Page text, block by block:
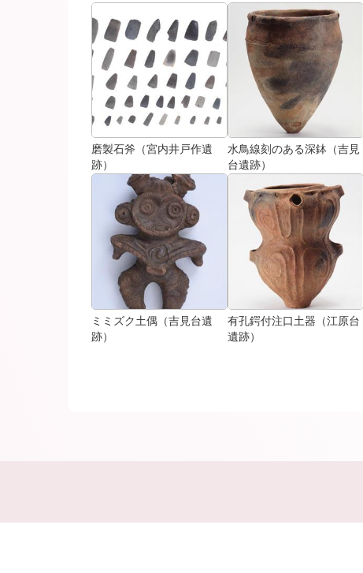
磨製石斧（宮内井戸作遺
跡）
水鳥線刻のある深鉢（吉見
台遺跡）
ミミズク土偶（吉見台遺
跡）
有孔鍔付注口土器（江原台
遺跡）